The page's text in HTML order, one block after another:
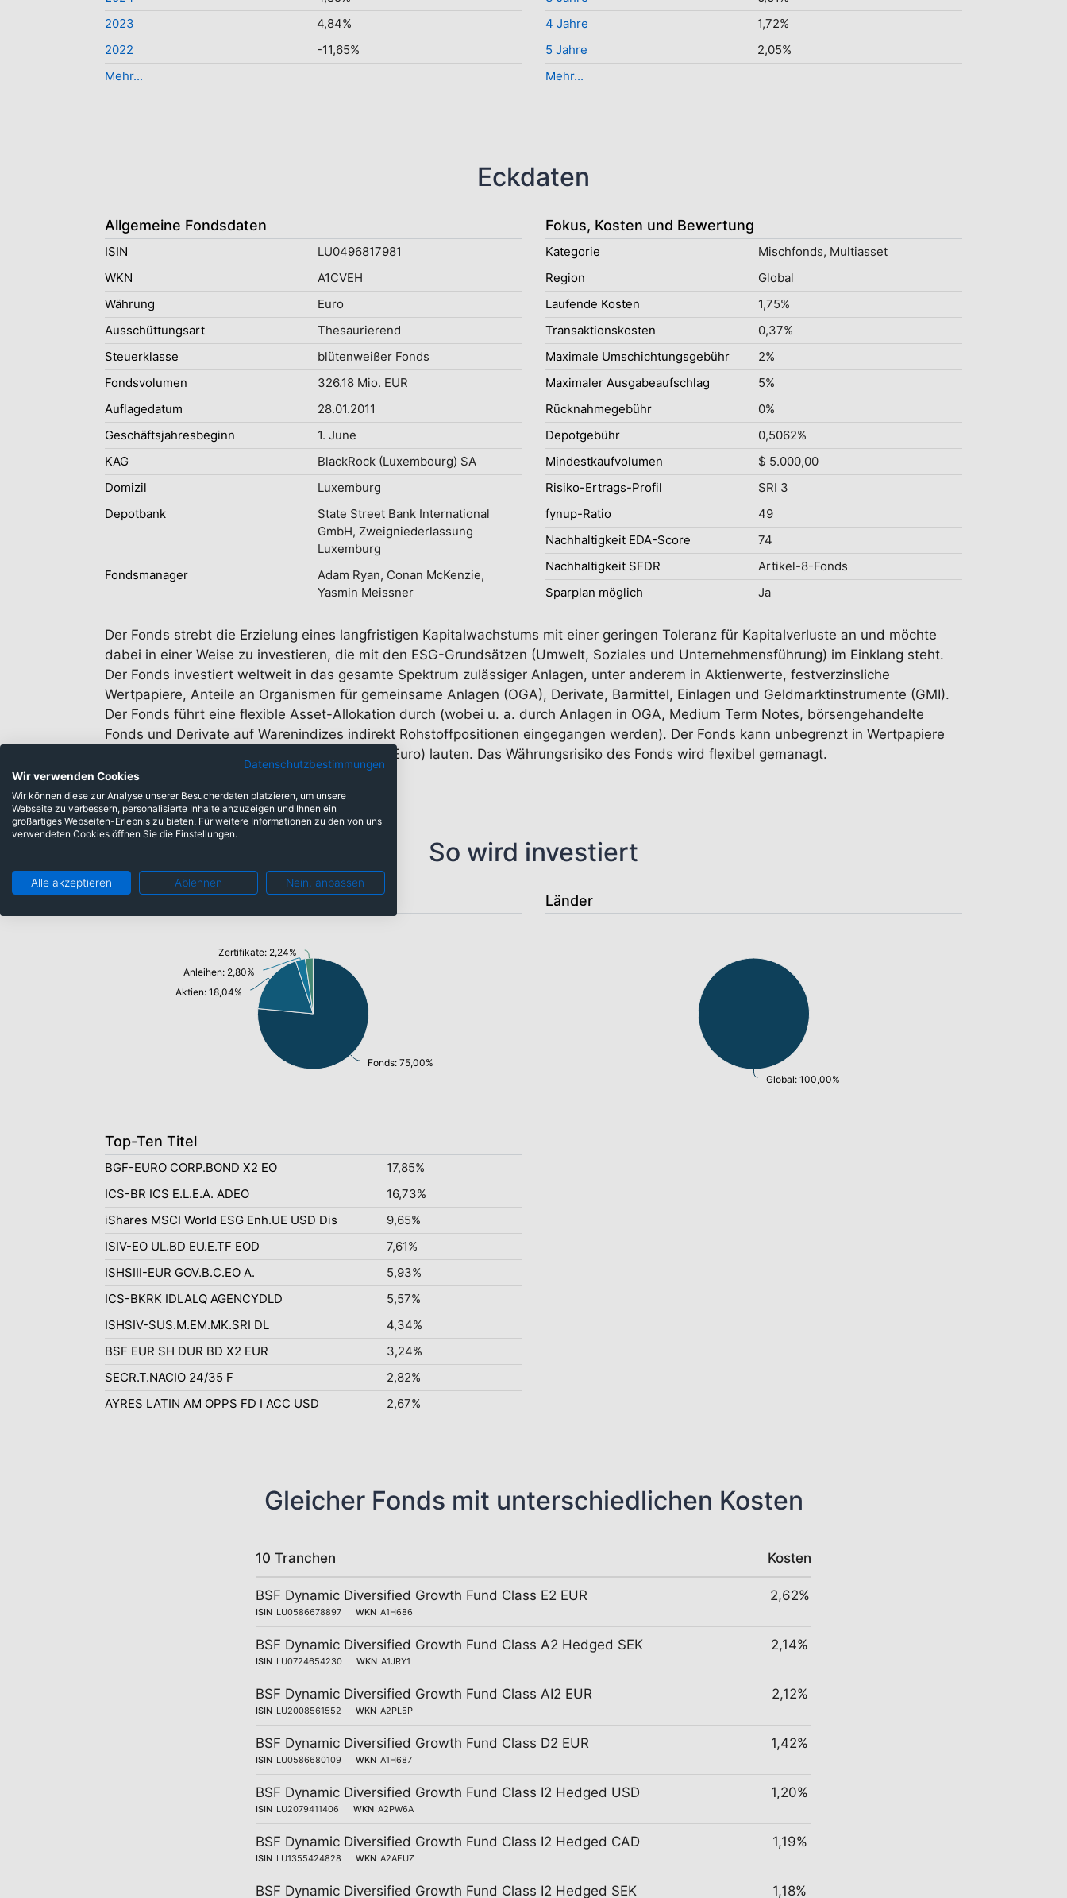
2023
4,84%
2022
-11,65%
Mehr...
4 Jahre
1,72%
5 Jahre
2,05%
Mehr...
Eckdaten
Allgemeine Fondsdaten
ISIN
LU0496817981
WKN
A1CVEH
Währung
Euro
Ausschüttungsart
Thesaurierend
Steuerklasse
blütenweißer Fonds
Fondsvolumen
326.18 Mio. EUR
Auflagedatum
28.01.2011
Geschäftsjahresbeginn
1. June
KAG
BlackRock (Luxembourg) SA
Domizil
Luxemburg
Depotbank
State Street Bank International
GmbH, Zweigniederlassung
Luxemburg
Fondsmanager
Adam Ryan, Conan McKenzie,
Yasmin Meissner
Fokus, Kosten und Bewertung
Kategorie
Mischfonds, Multiasset
Region
Global
Laufende Kosten
1,75%
Transaktionskosten
0,37%
Maximale Umschichtungsgebühr
2%
Maximaler Ausgabeaufschlag
5%
Rücknahmegebühr
0%
Depotgebühr
0,5062%
Mindestkaufvolumen
$ 5.000,00
Risiko-Ertrags-Profil
SRI 3
fynup-Ratio
49
Nachhaltigkeit EDA-Score
74
Nachhaltigkeit SFDR
Artikel-8-Fonds
Sparplan möglich
Ja
Der Fonds strebt die Erzielung eines langfristigen Kapitalwachstums mit einer geringen Toleranz für Kapitalverluste an und möchte
dabei in einer Weise zu investieren, die mit den ESG-Grundsätzen (Umwelt, Soziales und Unternehmensführung) im Einklang steht.
Der Fonds investiert weltweit in das gesamte Spektrum zulässiger Anlagen, unter anderem in Aktienwerte, festverzinsliche
Wertpapiere, Anteile an Organismen für gemeinsame Anlagen (OGA), Derivate, Barmittel, Einlagen und Geldmarktinstrumente (GMI).
Der Fonds führt eine flexible Asset-Allokation durch (wobei u. a. durch Anlagen in OGA, Medium Term Notes, börsengehandelte
Fonds und Derivate auf Warenindizes indirekt Rohstoffpositionen eingegangen werden). Der Fonds kann unbegrenzt in Wertpapiere
anlegen, die nicht auf die Referenzwährung (Euro) lauten. Das Währungsrisiko des Fonds wird flexibel gemanagt.
So wird investiert
Fonds: 75,00%
Aktien: 18,04%
Anleihen: 2,80%
Zertifikate: 2,24%
Länder
Global: 100,00%
Top-Ten Titel
BGF-EURO CORP.BOND X2 EO
17,85%
ICS-BR ICS E.L.E.A. ADEO
16,73%
iShares MSCI World ESG Enh.UE USD Dis
9,65%
ISIV-EO UL.BD EU.E.TF EOD
7,61%
ISHSIII-EUR GOV.B.C.EO A.
5,93%
ICS-BKRK IDLALQ AGENCYDLD
5,57%
ISHSIV-SUS.M.EM.MK.SRI DL
4,34%
BSF EUR SH DUR BD X2 EUR
3,24%
SECR.T.NACIO 24/35 F
2,82%
AYRES LATIN AM OPPS FD I ACC USD
2,67%
Gleicher Fonds mit unterschiedlichen Kosten
10 Tranchen Kosten
BSF Dynamic Diversified Growth Fund Class E2 EUR
ISIN LU0586678897 WKN A1H686
2,62%
BSF Dynamic Diversified Growth Fund Class A2 Hedged SEK
ISIN LU0724654230 WKN A1JRY1
2,14%
BSF Dynamic Diversified Growth Fund Class AI2 EUR
ISIN LU2008561552 WKN A2PL5P
2,12%
BSF Dynamic Diversified Growth Fund Class D2 EUR
ISIN LU0586680109 WKN A1H687
1,42%
BSF Dynamic Diversified Growth Fund Class I2 Hedged USD
ISIN LU2079411406 WKN A2PW6A
1,20%
BSF Dynamic Diversified Growth Fund Class I2 Hedged CAD
ISIN LU1355424828 WKN A2AEUZ
1,19%
BSF Dynamic Diversified Growth Fund Class I2 Hedged SEK 1,18%
Datenschutzbestimmungen
Wir verwenden Cookies
Wir können diese zur Analyse unserer Besucherdaten platzieren, um unsere
Webseite zu verbessern, personalisierte Inhalte anzuzeigen und Ihnen ein
großartiges Webseiten-Erlebnis zu bieten. Für weitere Informationen zu den von uns
verwendeten Cookies öffnen Sie die Einstellungen.
Alle akzeptieren Ablehnen Nein, anpassen